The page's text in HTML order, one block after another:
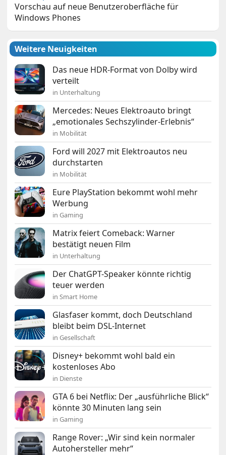
Vorschau auf neue Benutzeroberfläche für
Windows Phones
Weitere Neuigkeiten
Das neue HDR-Format von Dolby wird
verteilt
in Unterhaltung
Mercedes: Neues Elektroauto bringt
„emotionales Sechszylinder-Erlebnis“
in Mobilität
Ford will 2027 mit Elektroautos neu
durchstarten
in Mobilität
Eure PlayStation bekommt wohl mehr
Werbung
in Gaming
Matrix feiert Comeback: Warner
bestätigt neuen Film
in Unterhaltung
Der ChatGPT-Speaker könnte richtig
teuer werden
in Smart Home
Glasfaser kommt, doch Deutschland
bleibt beim DSL-Internet
in Gesellschaft
Disney+ bekommt wohl bald ein
kostenloses Abo
in Dienste
GTA 6 bei Netflix: Der „ausführliche Blick“
könnte 30 Minuten lang sein
in Gaming
Range Rover: „Wir sind kein normaler
Autohersteller mehr“